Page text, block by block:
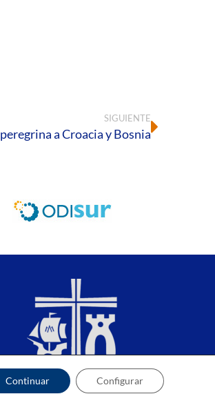
SIGUIENTE
a Croacia y Bosnia
Continuar Configurar